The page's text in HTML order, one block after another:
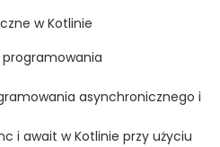
w Kotlinie
asynchronicznego i
i await w Kotlinie przy użyciu